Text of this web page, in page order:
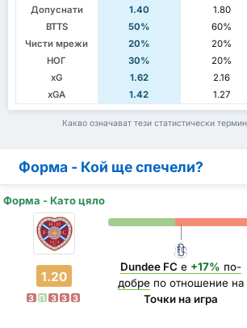
Допуснати
1.40 1.80
BTTS
50% 60%
Чисти мрежи
20% 20%
НОГ
30% 20%
xG
1.62 2.16
xGA
1.42 1.27
Какво означават тези статистически
Форма - Кой ще спечели?
Форма - Като цяло
1.20
З П З З З
Dundee FC е +17% по-
добрепо отношение на
Точки на игра